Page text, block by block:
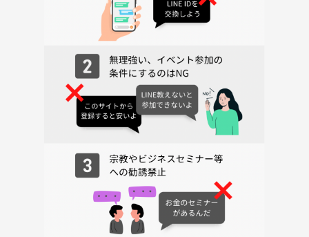
❼ この会場の受付方法
到着したら「イベント」で来ましたとお伝え下さい、スタッフがお受付
✨ コンファレンス東京 ✨
✨JR新宿駅「南口」より徒歩５分✨
住所：東京都新宿区西新宿1-19-5【新宿幸容ビル】4F
【目印】「Softbankショップ」のあるビルの４階です。
※到着したら「エンジョイジャパンの参加」とお伝え下さい。
何かの都合でどうしても遅れてしまう場合もあると思います。終了のお
時間まではご参加頂けますので、どうぞ慌てず安全にお越しください。